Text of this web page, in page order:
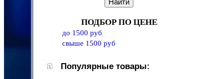
ПОДБОР ПО ЦЕНЕ
до 1500 руб
свыше 1500 руб
Популярные товары: